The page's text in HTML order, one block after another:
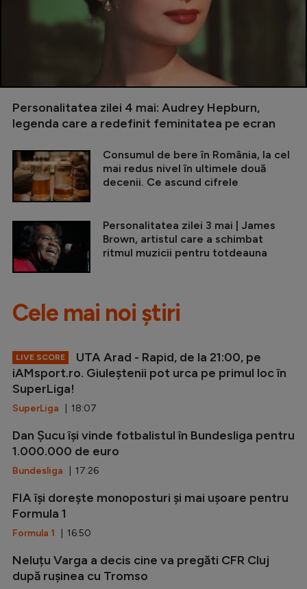
Personalitatea zilei 4 mai: Audrey Hepburn,
legenda care a redefinit feminitatea pe ecran
Consumul de bere în România, la cel
mai redus nivel în ultimele două
decenii. Ce ascund cifrele
Personalitatea zilei 3 mai | James
Brown, artistul care a schimbat
ritmul muzicii pentru totdeauna
Cele mai noi știri
LIVE SCORE
UTA Arad - Rapid, de la 21:00, pe
iAMsport.ro. Giuleștenii pot urca pe primul loc în
SuperLiga!
SuperLiga | 18:07
Dan Șucu își vinde fotbalistul în Bundesliga pentru
1.000.000 de euro
Bundesliga | 17:26
FIA își dorește monoposturi și mai ușoare pentru
Formula 1
Formula 1 | 16:50
Neluțu Varga a decis cine va pregăti CFR Cluj
după rușinea cu Tromso